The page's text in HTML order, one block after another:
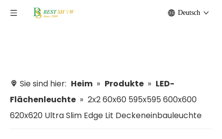
Deutsch
Sie sind hier: Heim » Produkte » LED-
Flächenleuchte » 2x2 60x60 595x595 600x600
620x620 Ultra Slim Edge Lit Deckeneinbauleuchte